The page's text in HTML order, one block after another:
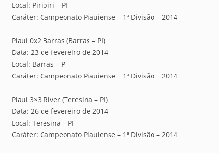
Local: Piripiri – PI
Caráter: Campeonato Piauiense – 1ª Divisão – 2014
Piauí 0x2 Barras (Barras – PI)
Data: 23 de fevereiro de 2014
Local: Barras – PI
Caráter: Campeonato Piauiense – 1ª Divisão – 2014
Piauí 3×3 River (Teresina – PI)
Data: 26 de fevereiro de 2014
Local: Teresina – PI
Caráter: Campeonato Piauiense – 1ª Divisão – 2014